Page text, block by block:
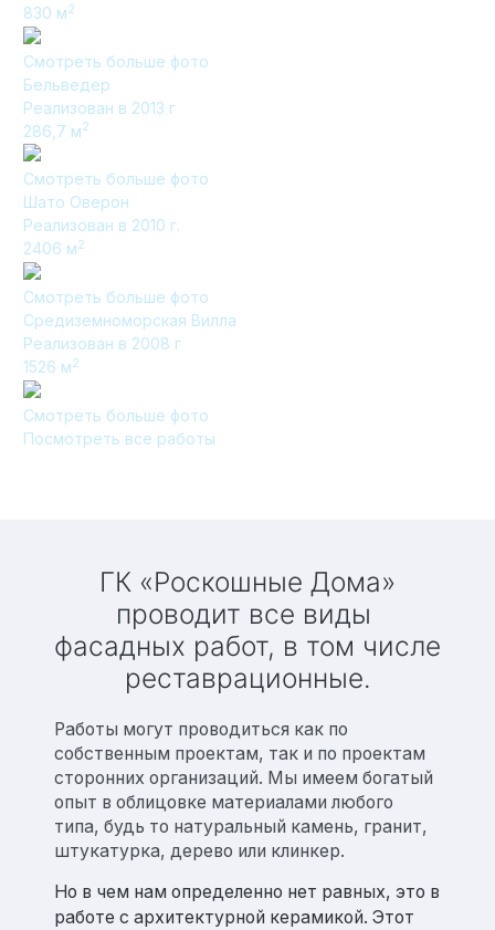
Управление проектом реализации дома
Функция Генпроектировщик
Функция Генподрядчик
Дизайн интерьеров. Отделка
Облицовка фасада
Реконструкция
Пожизненное обслуживание
Технология по улучшенным российским нормативам
Технология здоровый дом
830 м2
Смотреть больше фото
Бельведер
Реализован в 2013 г
286,7 м2
Смотреть больше фото
Шато Оверон
Реализован в 2010 г.
2406 м2
Смотреть больше фото
Средиземноморская Вилла
Реализован в 2008 г
1526 м2
Смотреть больше фото
Посмотреть все работы
ГК «Роскошные Дома»
проводит все виды
фасадных работ, в том числе
реставрационные.
Работы могут проводиться как по
собственным проектам, так и по проектам
сторонних организаций. Мы имеем богатый
опыт в облицовке материалами любого
типа, будь то натуральный камень, гранит,
штукатурка, дерево или клинкер.
Но в чем нам определенно нет равных, это в
работе с архитектурной керамикой. Этот